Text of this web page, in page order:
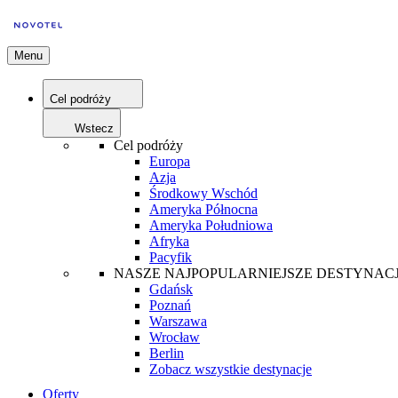
Menu
Cel podróży
Wstecz
Cel podróży
Europa
Azja
Środkowy Wschód
Ameryka Północna
Ameryka Południowa
Afryka
Pacyfik
NASZE NAJPOPULARNIEJSZE
Gdańsk
Poznań
Warszawa
Wrocław
Berlin
Zobacz wszystkie destynacje
Oferty